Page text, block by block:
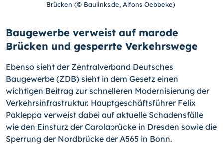
Brücken (© Baulinks.de, Alfons Oebbeke)
Baugewerbe verweist auf marode
Brücken und gesperrte Verkehrswege
Ebenso sieht der Zentralverband Deutsches
Baugewerbe (ZDB) sieht in dem Gesetz einen
wichtigen Beitrag zur schnelleren Modernisierung der
Verkehrsinfrastruktur. Hauptgeschäftsführer Felix
Pakleppa verweist dabei auf aktuelle Schadensfälle
wie den Einsturz der Carolabrücke in Dresden sowie die
Sperrung der Nordbrücke der A565 in Bonn.